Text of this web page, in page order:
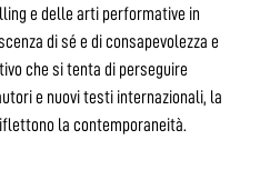
e delle arti performative in
di sé e di consapevolezza e
che si tenta di perseguire
e nuovi testi internazionali, la
la contemporaneità.